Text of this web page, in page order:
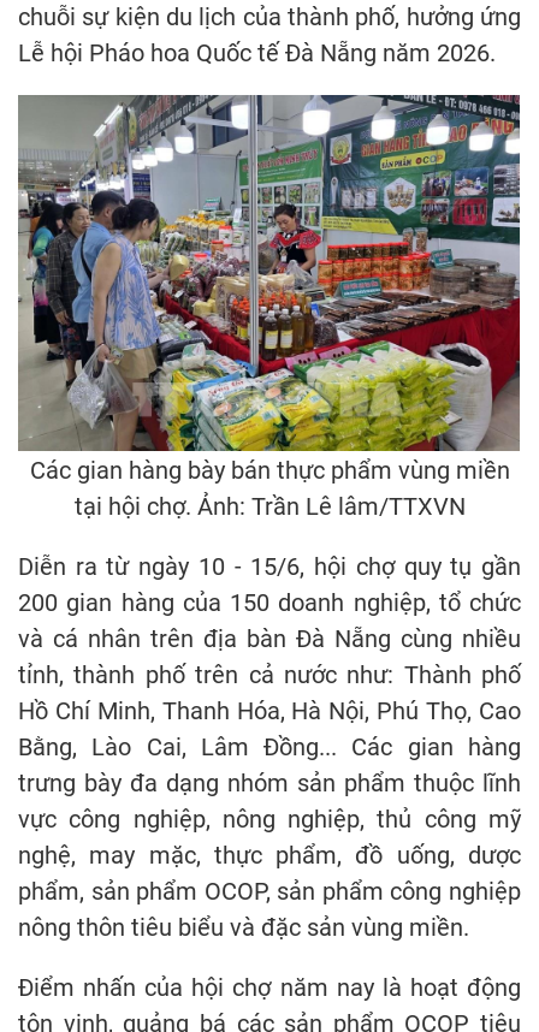
chuỗi sự kiện du lịch của thành phố, hưởng ứng
Lễ hội Pháo hoa Quốc tế Đà Nẵng năm 2026.
Các gian hàng bày bán thực phẩm vùng miền
tại hội chợ. Ảnh: Trần Lê lâm/TTXVN
Diễn ra từ ngày 10 - 15/6, hội chợ quy tụ gần
200 gian hàng của 150 doanh nghiệp, tổ chức
và cá nhân trên địa bàn Đà Nẵng cùng nhiều
tỉnh, thành phố trên cả nước như: Thành phố
Hồ Chí Minh, Thanh Hóa, Hà Nội, Phú Thọ, Cao
Bằng, Lào Cai, Lâm Đồng... Các gian hàng
trưng bày đa dạng nhóm sản phẩm thuộc lĩnh
vực công nghiệp, nông nghiệp, thủ công mỹ
nghệ, may mặc, thực phẩm, đồ uống, dược
phẩm, sản phẩm OCOP, sản phẩm công nghiệp
nông thôn tiêu biểu và đặc sản vùng miền.
Điểm nhấn của hội chợ năm nay là hoạt động
tôn vinh, quảng bá các sản phẩm OCOP tiêu